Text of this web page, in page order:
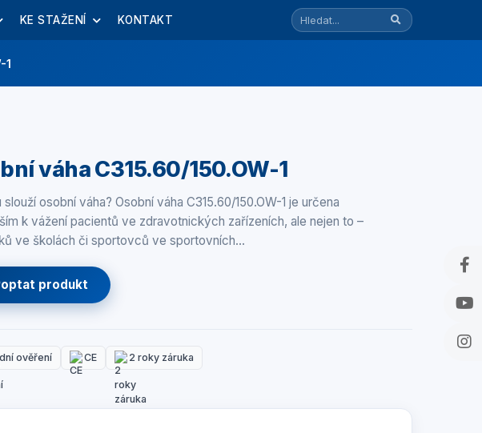
KE STAŽENÍ KONTAKT
1
váha C315.60/150.OW-1
osobní váha? Osobní váha C315.60/150.OW-1 je určena
k vážení pacientů ve zdravotnických zařízeních, ale nejen to –
ve školách či sportovců ve sportovních…
produkt
ověření CE 2 roky záruka